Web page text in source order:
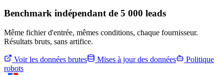
Benchmark indépendant de 5 000 leads
Même fichier d'entrée, mêmes conditions, chaque fournisseur.
Résultats bruts, sans artifice.
Voir les données brutes Mises à jour des données
Politique
robots